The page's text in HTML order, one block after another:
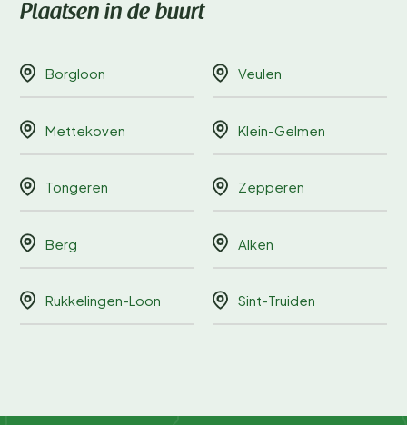
Plaatsen in de buurt
Borgloon Veulen
Mettekoven Klein-Gelmen
Tongeren Zepperen
Berg Alken
Rukkelingen-Loon Sint-Truiden